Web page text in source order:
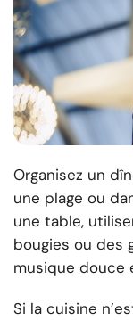
Organisez un
une plage ou
une table,
bougies ou des
musique douce
Si la cuisine